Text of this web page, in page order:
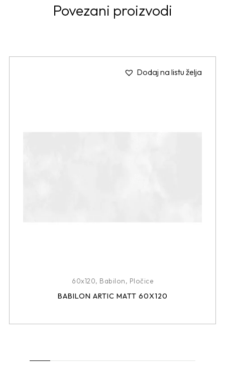
Povezani proizvodi
Dodaj na listu želja
60x120, Babilon, Pločice
BABILON ARTIC MATT 60X120